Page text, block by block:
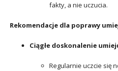
fakty, a nie uczucia.
Rekomendacje dla poprawy
Ciągłe doskonalenie
Regularnie uczcie się